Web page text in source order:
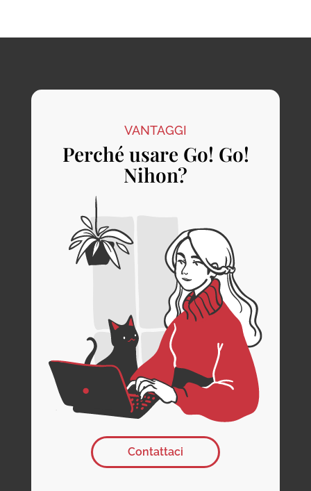
VANTAGGI
Perché usare Go! Go!
Nihon?
Contattaci